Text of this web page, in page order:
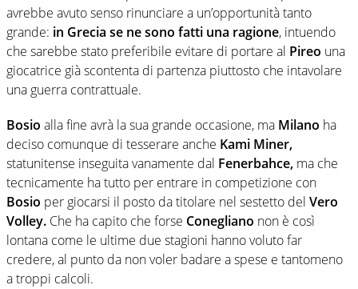
avrebbe avuto senso rinunciare a un’opportunità tanto
grande: in Grecia se ne sono fatti una ragione, intuendo
che sarebbe stato preferibile evitare di portare al Pireo una
giocatrice già scontenta di partenza piuttosto che intavolare
una guerra contrattuale.
Bosio alla fine avrà la sua grande occasione, ma Milano ha
deciso comunque di tesserare anche Kami Miner,
statunitense inseguita vanamente dal Fenerbahce, ma che
tecnicamente ha tutto per entrare in competizione con
Bosio per giocarsi il posto da titolare nel sestetto del Vero
Volley. Che ha capito che forse Conegliano non è così
lontana come le ultime due stagioni hanno voluto far
credere, al punto da non voler badare a spese e tantomeno
a troppi calcoli.